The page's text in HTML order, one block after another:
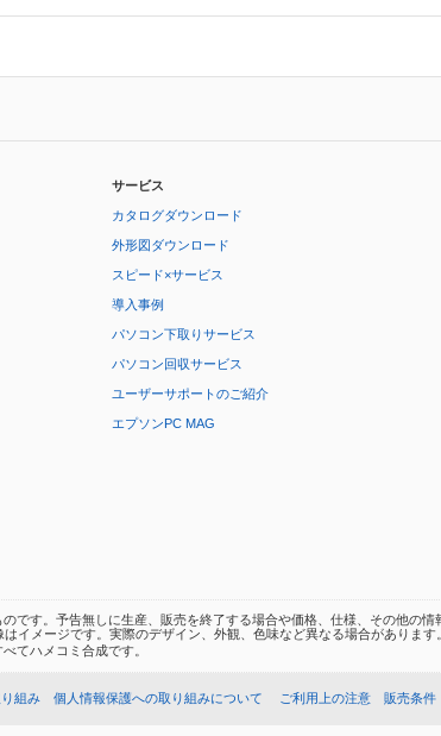
サービス
カタログダウンロード
外形図ダウンロード
スピード×サービス
導入事例
パソコン下取りサービス
パソコン回収サービス
ユーザーサポートのご紹介
エプソンPC MAG
です。予告無しに生産、販売を終了する場合や価格、仕様、その他の情
イメージです。実際のデザイン、外観、色味など異なる場合があります。
てハメコミ合成です。
組み 個人情報保護への取り組みについて ご利用上の注意 販売条件